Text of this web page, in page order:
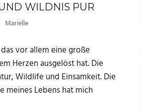
WILDNIS PUR
Marielle
vor allem eine große
Herzen ausgelöst hat. Die
Wildlife und Einsamkeit. Die
meines Lebens hat mich